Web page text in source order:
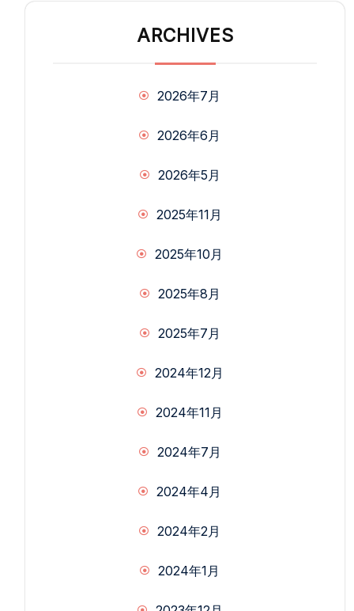
ARCHIVES
2026年7月
2026年6月
2026年5月
2025年11月
2025年10月
2025年8月
2025年7月
2024年12月
2024年11月
2024年7月
2024年4月
2024年2月
2024年1月